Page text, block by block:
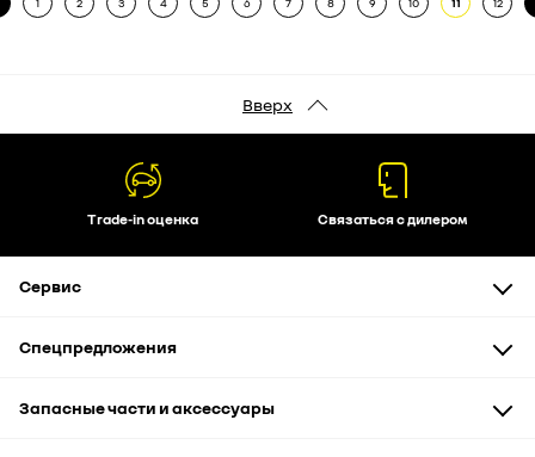
Вверх
Trade-in оценка Связаться с дилером
Сервис
Диагностика и ремонт
Доверенность на ТО
Спецпредложения
Запчасти и аксессуары
Запасные части и аксессуары